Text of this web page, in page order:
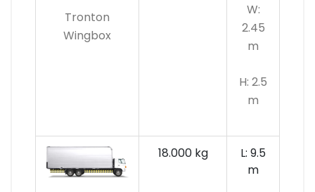
Tronton
Wingbox
W:
2.45
m
H: 2.5
m
18.000 kg
L: 9.5
m